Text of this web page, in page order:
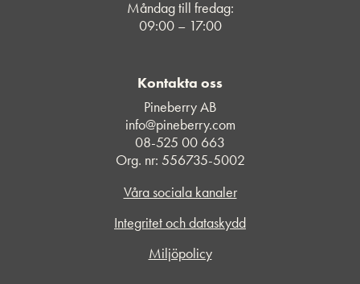
Måndag till fredag:
09:00 – 17:00
Kontakta oss
Pineberry AB
info@pineberry.com
08-525 00 663
Org. nr: 556735-5002
Våra sociala kanaler
Integritet och dataskydd
Miljöpolicy